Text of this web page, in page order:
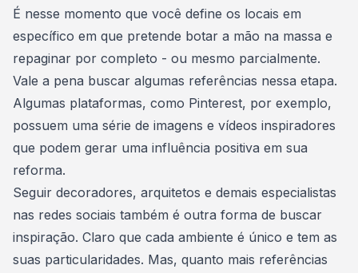
É nesse momento que você define os locais em
específico em que pretende botar a mão na massa e
repaginar por completo - ou mesmo parcialmente.
Vale a pena buscar algumas referências nessa etapa.
Algumas plataformas, como Pinterest, por exemplo,
possuem uma série de imagens e vídeos inspiradores
que podem gerar uma influência positiva em sua
reforma.
Seguir decoradores, arquitetos e demais especialistas
nas redes sociais também é outra forma de buscar
inspiração. Claro que cada ambiente é único e tem as
suas particularidades. Mas, quanto mais referências